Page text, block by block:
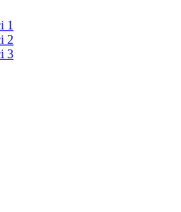
1
2
3